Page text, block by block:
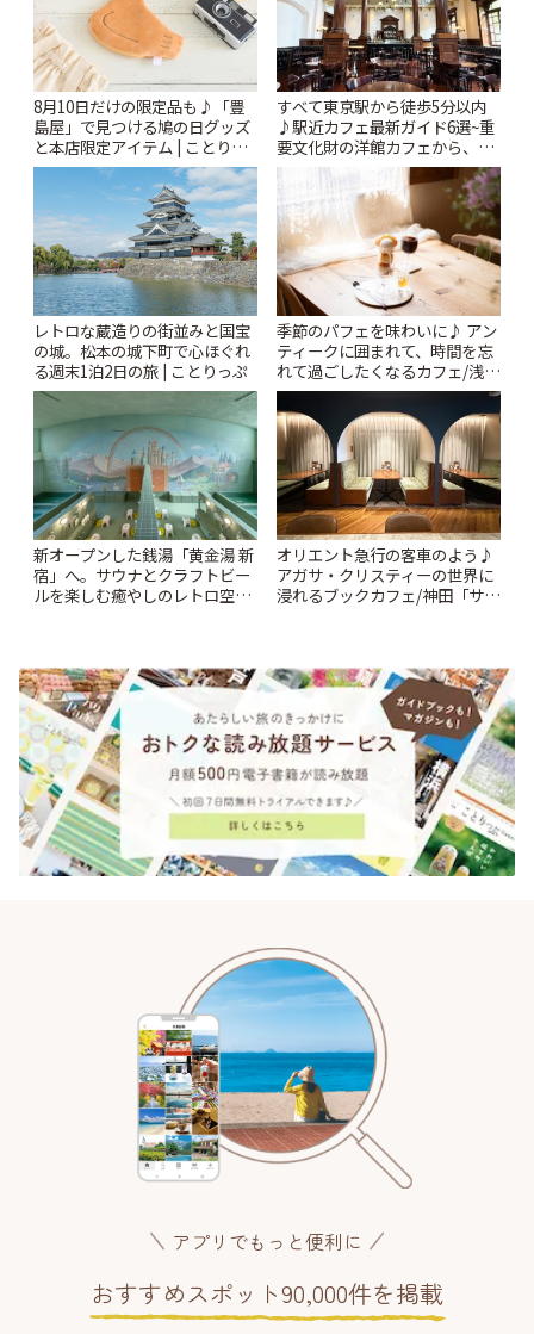
8月10日だけの限定品も♪「豊
島屋」で見つける鳩の日グッズ
と本店限定アイテム | ことりっ
ぷ
すべて東京駅から徒歩5分以内
♪駅近カフェ最新ガイド6選~重
要文化財の洋館カフェから、改
札すぐのレトロ喫茶まで~ | こと
レトロな蔵造りの街並みと国宝
の城。松本の城下町で心ほぐれ
る週末1泊2日の旅 | ことりっぷ
季節のパフェを味わいに♪ アン
ティークに囲まれて、時間を忘
れて過ごしたくなるカフェ/浅草
「annorum cafe」 | ことりっぷ
新オープンした銭湯「黄金湯 新
宿」へ。サウナとクラフトビー
ルを楽しむ癒やしのレトロ空間
オリエント急行の客車のよう♪
アガサ・クリスティーの世界に
浸れるブックカフェ/神田「サロ
アプリでもっと便利に
おすすめスポット90,000件を掲載